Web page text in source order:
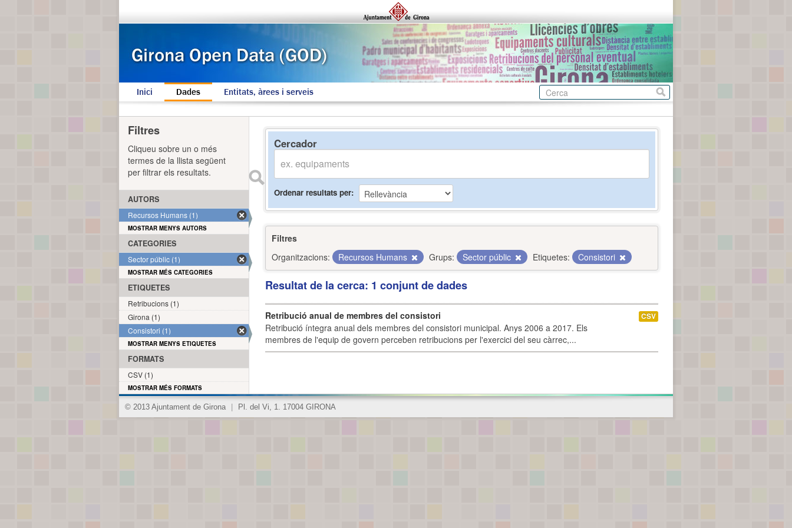
Inici Dades Entitats, àrees i serveis
Cercador
Ordenar resultats per
Filtres
Organitzacions:
Recursos Humans Grups: Sector públic Etiquetes: Consistori
Resultat de la cerca: 1 conjunt de dades
Retribució anual de membres del consistori
Retribució íntegra anual dels membres del consistori municipal. Anys 2006 a 2017. Els
membres de l'equip de govern perceben retribucions per l'exercici del seu càrrec,...
CSV
Filtres
Cliqueu sobre un o més
termes de la llista següent
per filtrar els resultats.
AUTORS
Recursos Humans (1)
MOSTRAR MENYS AUTORS
CATEGORIES
Sector públic (1)
MOSTRAR MÉS CATEGORIES
ETIQUETES
Retribucions (1)
Girona (1)
Consistori (1)
MOSTRAR MENYS ETIQUETES
FORMATS
CSV (1)
MOSTRAR MÉS FORMATS
© 2013 Ajuntament de Girona Pl. del Vi, 1. 17004 GIRONA